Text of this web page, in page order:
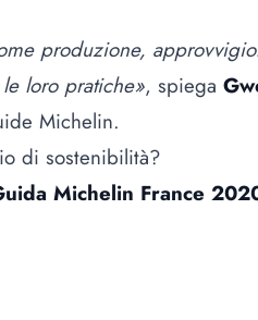
produzione,
loro pratiche», spiega
Michelin.
di sostenibilità?
Michelin France